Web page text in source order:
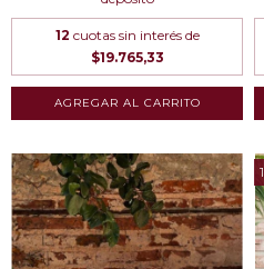
12 cuotas sin interés de
$19.765,33
1